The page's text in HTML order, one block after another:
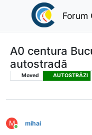
Forum
A0 centura
autostradă
Moved AUTOSTRĂZI
M
Conectat
mihai